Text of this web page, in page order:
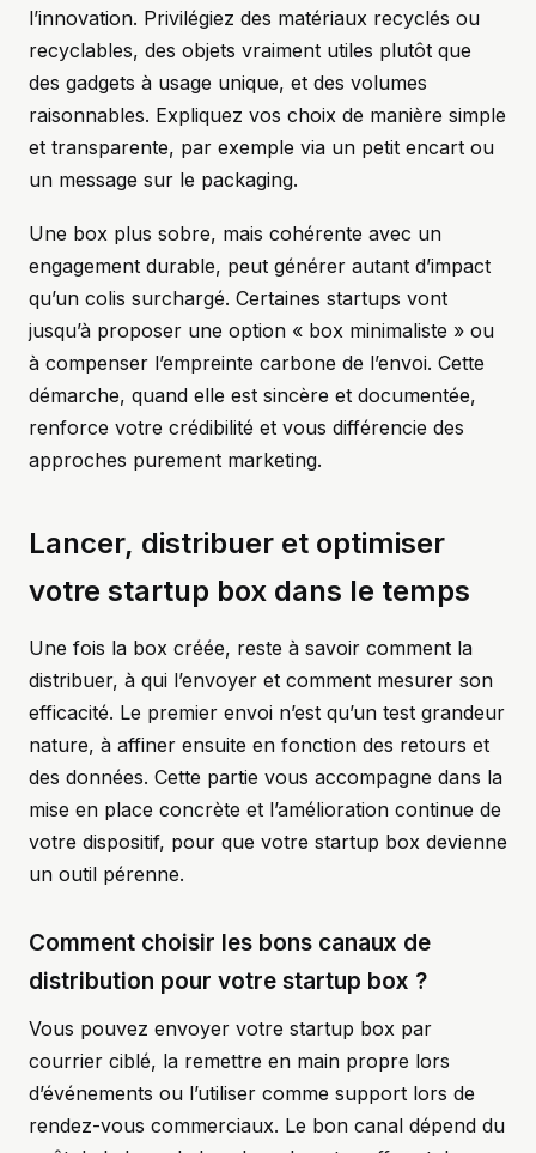
l’innovation. Privilégiez des matériaux recyclés ou
recyclables, des objets vraiment utiles plutôt que
des gadgets à usage unique, et des volumes
raisonnables. Expliquez vos choix de manière simple
et transparente, par exemple via un petit encart ou
un message sur le packaging.
Une box plus sobre, mais cohérente avec un
engagement durable, peut générer autant d’impact
qu’un colis surchargé. Certaines startups vont
jusqu’à proposer une option « box minimaliste » ou
à compenser l’empreinte carbone de l’envoi. Cette
démarche, quand elle est sincère et documentée,
renforce votre crédibilité et vous différencie des
approches purement marketing.
Lancer, distribuer et optimiser
votre startup box dans le temps
Une fois la box créée, reste à savoir comment la
distribuer, à qui l’envoyer et comment mesurer son
efficacité. Le premier envoi n’est qu’un test grandeur
nature, à affiner ensuite en fonction des retours et
des données. Cette partie vous accompagne dans la
mise en place concrète et l’amélioration continue de
votre dispositif, pour que votre startup box devienne
un outil pérenne.
Comment choisir les bons canaux de
distribution pour votre startup box ?
Vous pouvez envoyer votre startup box par
courrier ciblé, la remettre en main propre lors
d’événements ou l’utiliser comme support lors de
rendez-vous commerciaux. Le bon canal dépend du